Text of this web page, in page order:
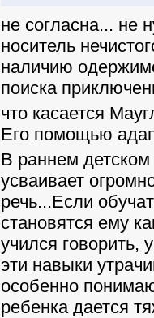
не согласна... не
носитель
наличию
поиска
что касается
Его помощью
В раннем детском
усваивает
речь...Если
становятся ему
учился говорить,
эти навыки
особенно
ребенка дается